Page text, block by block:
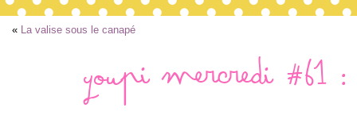
« La valise sous le canapé
Youpi mercredi